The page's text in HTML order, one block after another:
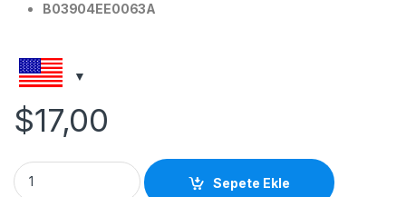
B03904EE0063A
$17,00
B03904EE0063A TH-43CQE1W 47-6021275T-CON quantity
Sepete Ekle